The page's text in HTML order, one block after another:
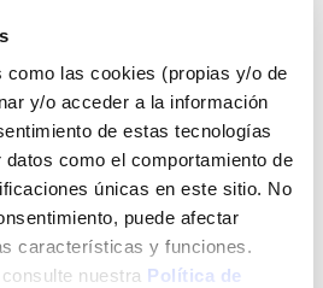
como las cookies (propias y/o de
y/o acceder a la información
de estas tecnologías
como el comportamiento de
únicas en este sitio. No
puede afectar
características y funciones.
nuestra Política de
Envío a domicilio:
5 días hábiles
+ INFO